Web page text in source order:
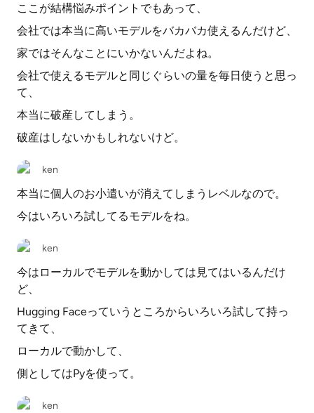
ここが結構悩みポイントでもあって、
会社では本当に高いモデルをバカバカ使えるんだけど、
家ではそんなことにいかないんだよね。
会社で使えるモデルと同じぐらいの量を毎日使うと思っ
て、
本当に破産してしまう。
破産はしないかもしれないけど。
ken
本当に個人のお小遣いが消えてしまうレベルなので。
今はいろいろ試してるモデルをね。
ken
今はローカルでモデルを動かしては見てはいるんだけ
ど、
Hugging Faceっていうところからいろいろ試して持っ
てきて、
ローカルで動かして、
側としてはPyを使って。
ken